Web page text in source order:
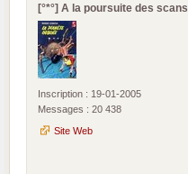
[°*°] A la poursuite des scans
Inscription : 19-01-2005
Messages : 20 438
Site Web